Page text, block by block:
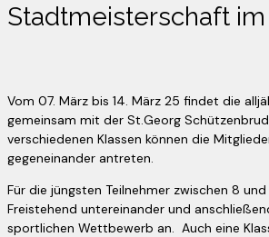
Stadtmeisterschaft
Vom 07. März bis 14. März 25 findet die
gemeinsam mit der St.Georg
verschiedenen Klassen können die
gegeneinander antreten.
Für die jüngsten Teilnehmer zwischen 8
Freistehend untereinander und
sportlichen Wettbewerb an. Auch eine